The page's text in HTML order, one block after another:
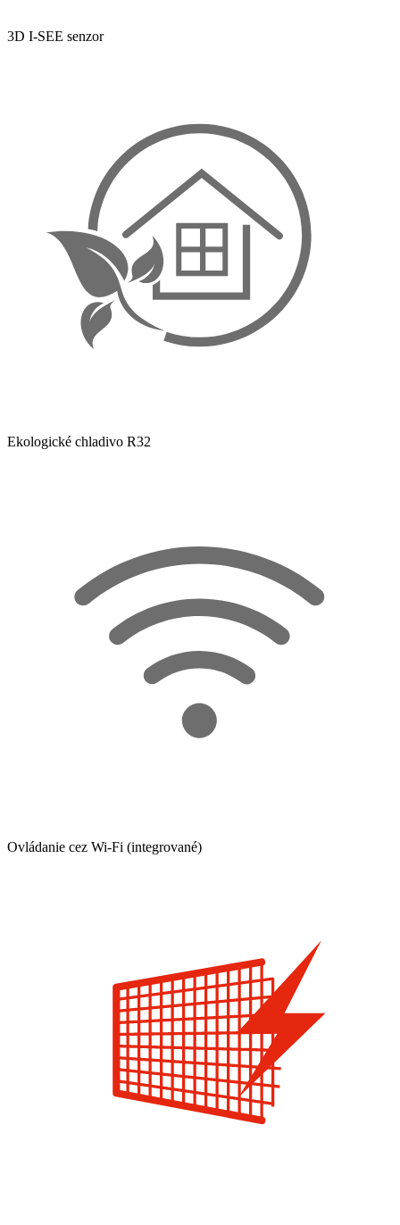
3D I-SEE senzor
Ekologické chladivo R32
Ovládanie cez Wi-Fi (integrované)